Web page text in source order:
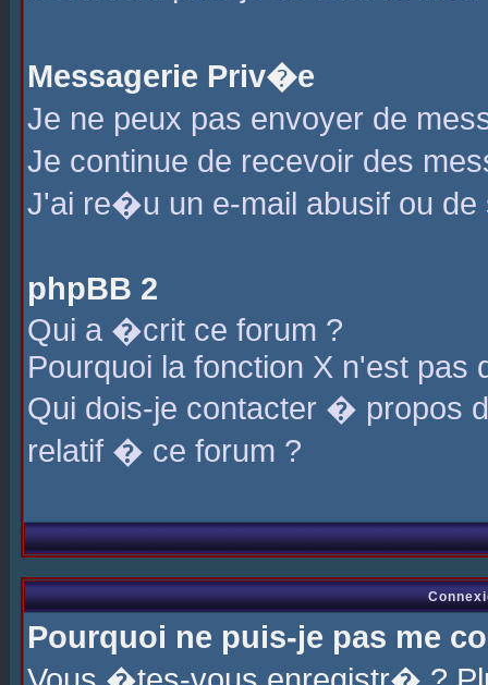
Messagerie Priv�e
Je ne peux pas envoyer de
Je continue de recevoir des
J'ai re�u un e-mail abusif ou de
phpBB 2
Qui a �crit ce forum ?
Pourquoi la fonction X n'est pas
Qui dois-je contacter � propos
relatif � ce forum ?
Pourquoi ne puis-je pas me